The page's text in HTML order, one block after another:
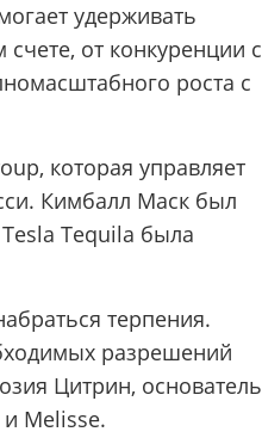
удерживать
от конкуренции с
роста с
которая управляет
Кимбалл Маск был
Tequila была
терпения.
разрешений
Цитрин, основатель
Melisse.